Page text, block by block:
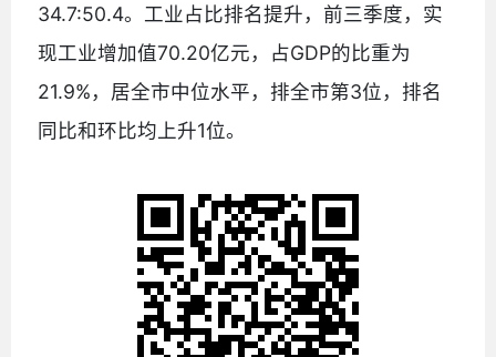
34.7:50.4。工业占比排名提升，前三季度，实
现工业增加值70.20亿元，占GDP的比重为
21.9%，居全市中位水平，排全市第3位，排名
同比和环比均上升1位。